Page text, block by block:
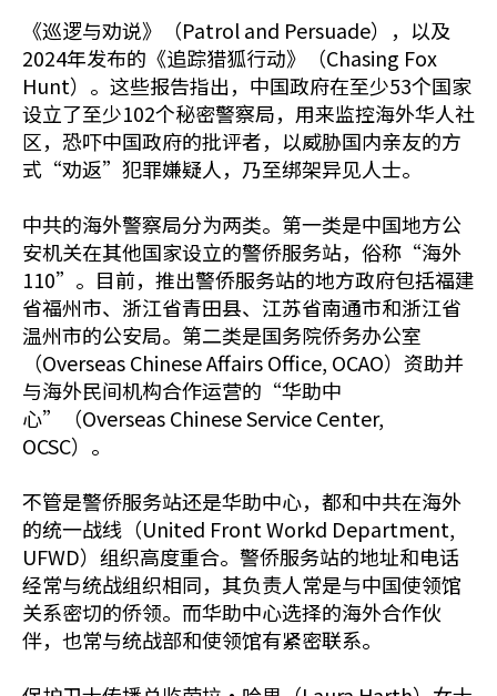
《巡逻与劝说》（Patrol and Persuade），以及
2024年发布的《追踪猎狐行动》（Chasing Fox
Hunt）。这些报告指出，中国政府在至少53个国家
设立了至少102个秘密警察局，用来监控海外华人社
区，恐吓中国政府的批评者，以威胁国内亲友的方
式“劝返”犯罪嫌疑人，乃至绑架异见人士。
中共的海外警察局分为两类。第一类是中国地方公
安机关在其他国家设立的警侨服务站，俗称“海外
110”。目前，推出警侨服务站的地方政府包括福建
省福州市、浙江省青田县、江苏省南通市和浙江省
温州市的公安局。第二类是国务院侨务办公室
（Overseas Chinese Affairs Office, OCAO）资助并
与海外民间机构合作运营的“华助中
心”（Overseas Chinese Service Center,
OCSC）。
不管是警侨服务站还是华助中心，都和中共在海外
的统一战线（United Front Workd Department,
UFWD）组织高度重合。警侨服务站的地址和电话
经常与统战组织相同，其负责人常是与中国使领馆
关系密切的侨领。而华助中心选择的海外合作伙
伴，也常与统战部和使领馆有紧密联系。